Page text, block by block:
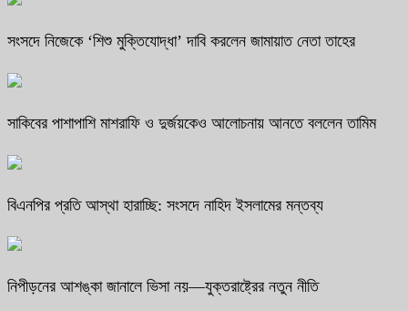
সংসদে নিজেকে ‘শিশু মুক্তিযোদ্ধা’ দাবি করলেন জামায়াত নেতা তাহের
সাকিবের পাশাপাশি মাশরাফি ও দুর্জয়কেও আলোচনায় আনতে বললেন তামিম
বিএনপির প্রতি আস্থা হারাচ্ছি: সংসদে নাহিদ ইসলামের মন্তব্য
নিপীড়নের আশঙ্কা জানালে ভিসা নয়—যুক্তরাষ্ট্রের নতুন নীতি